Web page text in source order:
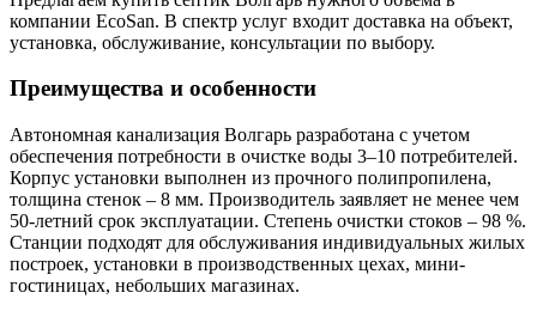
компании EcoSan. В спектр услуг входит доставка на объект,
установка, обслуживание, консультации по выбору.
Преимущества и особенности
Автономная канализация Волгарь разработана с учетом
обеспечения потребности в очистке воды 3–10 потребителей.
Корпус установки выполнен из прочного полипропилена,
толщина стенок – 8 мм. Производитель заявляет не менее чем
50-летний срок эксплуатации. Степень очистки стоков – 98 %.
Станции подходят для обслуживания индивидуальных жилых
построек, установки в производственных цехах, мини-
гостиницах, небольших магазинах.